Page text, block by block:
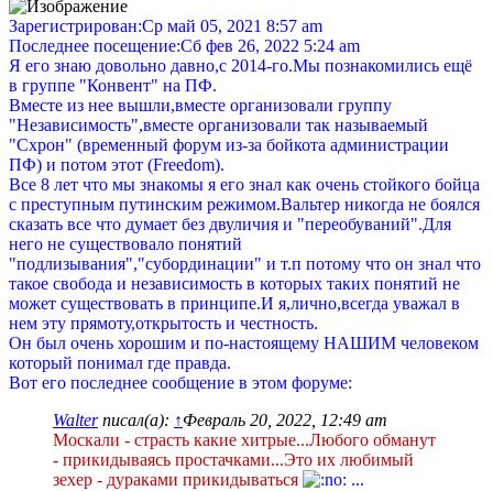
Зарегистрирован:Ср май 05, 2021 8:57 am
Последнее посещение:Сб фев 26, 2022 5:24 am
Я его знаю довольно давно,с 2014-го.Мы познакомились ещё
в группе "Конвент" на ПФ.
Вместе из нее вышли,вместе организовали группу
"Независимость",вместе организовали так называемый
"Схрон" (временный форум из-за бойкота администрации
ПФ) и потом этот (Freedom).
Все 8 лет что мы знакомы я его знал как очень стойкого бойца
с преступным путинским режимом.Вальтер никогда не боялся
сказать все что думает без двуличия и "переобуваний".Для
него не существовало понятий
"подлизывания","субординации" и т.п потому что он знал что
такое свобода и независимость в которых таких понятий не
может существовать в принципе.И я,лично,всегда уважал в
нем эту прямоту,открытость и честность.
Он был очень хорошим и по-настоящему НАШИМ человеком
который понимал где правда.
Вот его последнее сообщение в этом форуме:
Walterписал(а): ↑Февраль 20, 2022, 12:49 am
Москали - страсть какие хитрые...Любого обманут
- прикидываясь простачками...Это их любимый
зехер - дураками прикидываться
...